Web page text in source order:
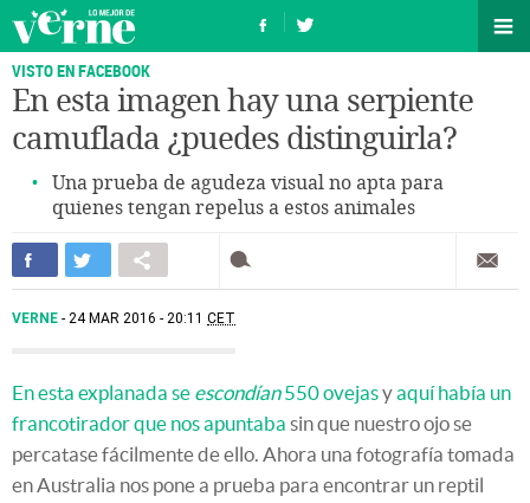
VISTO EN FACEBOOK
En esta imagen hay una serpiente
camuflada ¿puedes distinguirla?
Una prueba de agudeza visual no apta para
quienes tengan repelus a estos animales
VERNE 24 MAR 2016 - 20:11 CET
En esta explanada se escondían550 ovejasyaquí había un
francotirador que nos apuntaba sin que nuestro ojo se
percatase fácilmente de ello. Ahora una fotografía tomada
en Australia nos pone a prueba para encontrar un reptil